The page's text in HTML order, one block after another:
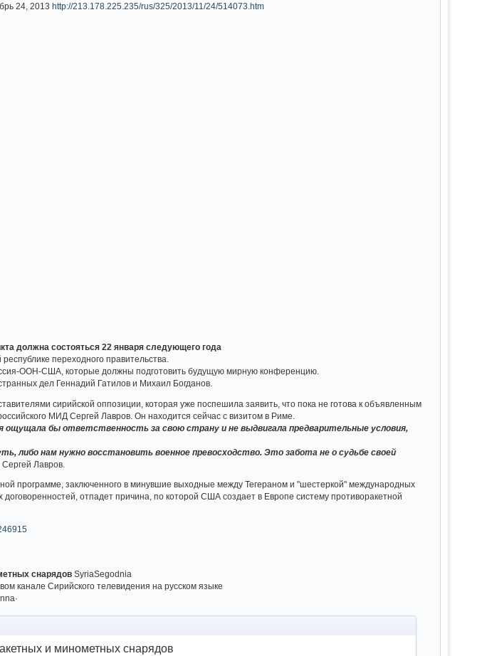
24, 2013 http://213.178.225.235/rus/325/2013/11/24/514073.htm
должна состояться 22 января следующего года
переходного правительства.
ООН-США, которые должны подготовить будущую мирную конференцию.
дел Геннадий Гатилов и Михаил Богданов.
сирийской оппозиции, которая уже поспешила заявить, что пока не готова к объявленным
МИД Сергей Лавров. Он находится сейчас с визитом в Риме.
ощущала бы ответственность за свою страну и не выдвигала предварительные условия,
либо нам нужно восстановить военное превосходство. Это забота не о судьбе своей
Лавров.
программе, заключенного в минувшие выходные между Тегераном и "шестеркой" международных
отпадет причина, по которой США создает в Европе систему противоракетной
снарядовSyriaSegodnia
канале Сирийского телевидения на русском языке
и минометных снарядов